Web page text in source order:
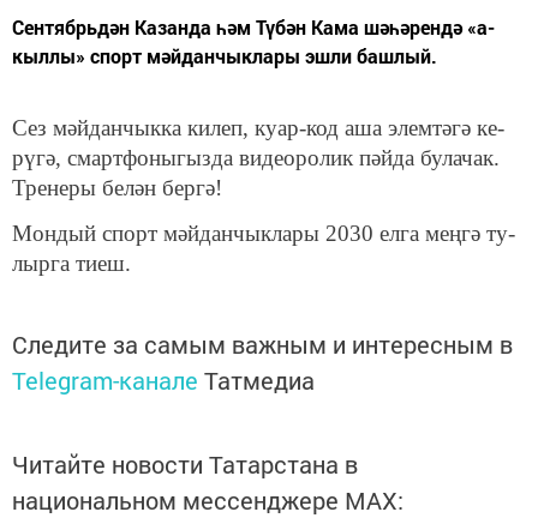
Сен­тябрь­дән Ка­зан­да һәм Тү­бән Ка­ма шә­һә­рен­дә «а­
кыл­лы» спорт мәй­дан­чык­ла­ры эш­ли баш­лый.
Сез мәй­дан­чык­ка ки­леп, ку­ар-код аша элем­тә­гә ке­
рү­гә, смарт­фо­ны­гыз­да ви­де­о­ро­лик пәй­да бу­ла­чак.
Тре­не­ры бе­лән бер­гә!
Мон­дый спорт мәй­дан­чык­ла­ры 2030 ел­га мең­гә ту­
лыр­га ти­еш.
Следите за самым важным и интересным в
Telegram-канале Татмедиа
Читайте новости Татарстана в
национальном мессенджере MАХ: